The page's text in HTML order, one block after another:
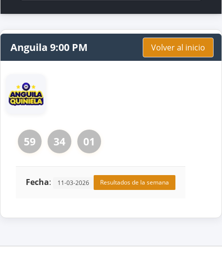
Anguila 9:00 PM Volver al inicio
59 34 01
Fecha: 11-03-2026 Resultados de la semana